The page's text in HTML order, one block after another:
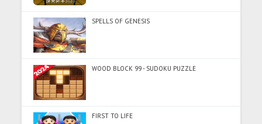
SPELLS OF GENESIS
WOOD BLOCK 99 - SUDOKU PUZZLE
FIRST TO LIFE